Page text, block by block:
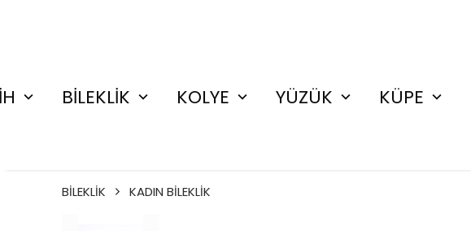
BİLEKLİK KOLYE YÜZÜK KÜPE
BİLEKLİK KADIN BİLEKLİK